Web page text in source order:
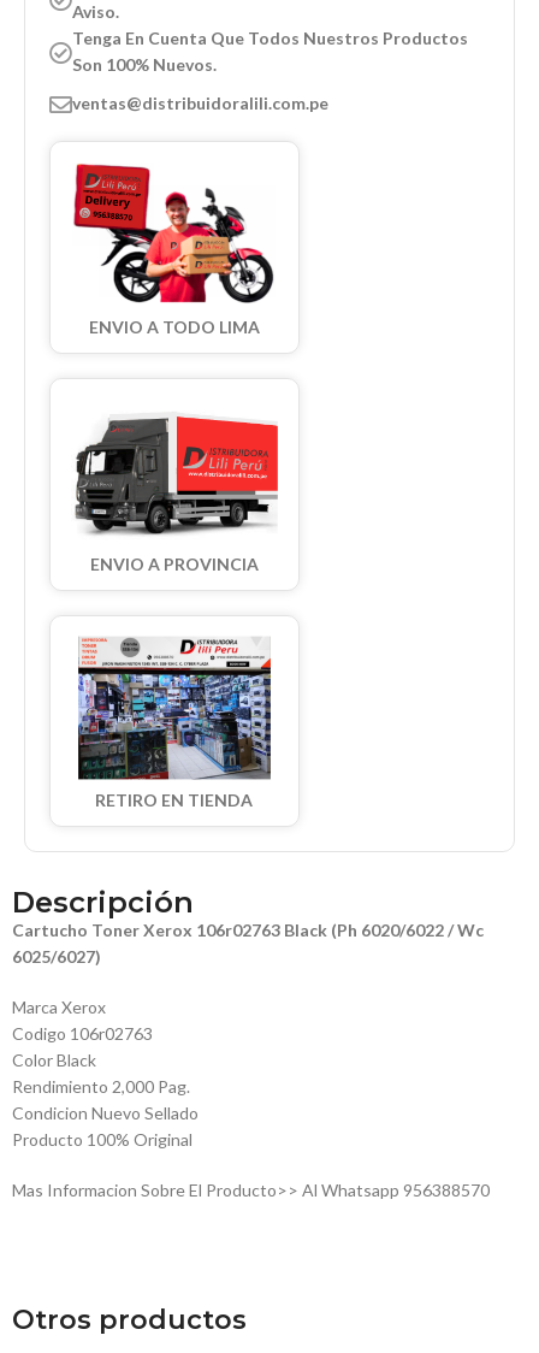
Aviso.
Tenga En Cuenta Que Todos Nuestros Productos
Son 100% Nuevos.
ventas@distribuidoralili.com.pe
ENVIO A TODO LIMA
ENVIO A PROVINCIA
RETIRO EN TIENDA
Descripción
Cartucho Toner Xerox 106r02763 Black (Ph 6020/6022 / Wc
6025/6027)
Marca Xerox
Codigo 106r02763
Color Black
Rendimiento 2,000 Pag.
Condicion Nuevo Sellado
Producto 100% Original
Mas Informacion Sobre El Producto>> Al Whatsapp 956388570
Otros productos